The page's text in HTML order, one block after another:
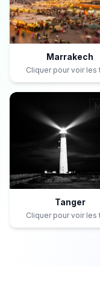
Marrakech
Cliquer pour voir les
Tanger
Cliquer pour voir les